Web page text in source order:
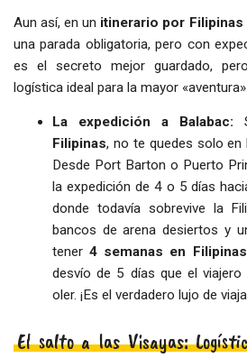
Aun así, en un itinerario por Filipinas
una parada obligatoria, pero con
es el secreto mejor guardado,
logística ideal para la mayor
La expedición a Balabac:
Filipinas, no te quedes solo en
Desde Port Barton o Puerto
la expedición de 4 o 5 días
donde todavía sobrevive la
bancos de arena desiertos y
tener4 semanas en Filipinas
desvío de 5 días que el
oler. ¡Es el verdadero lujo de
El salto a las Visayas: